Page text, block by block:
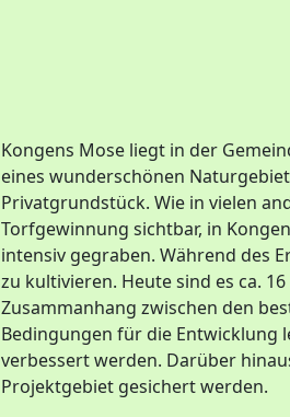
Kongens Mose liegt in der
eines wunderschönen
Privatgrundstück. Wie in vielen
Torfgewinnung sichtbar, in
intensiv gegraben. Während des
zu kultivieren. Heute sind es ca.
Zusammanhang zwischen den
Bedingungen für die Entwicklung
verbessert werden. Darüber
Projektgebiet gesichert werden.